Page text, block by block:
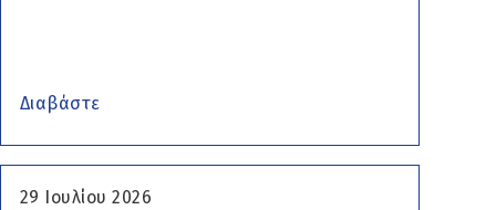
Διαβάστε
29 Ιουλίου 2026